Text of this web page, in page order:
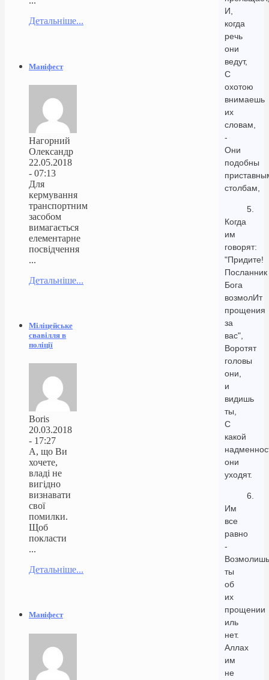
И,
когда
речь
они
ведут,
С
охотою
внимаешь
их
словам,
-
Они
подобны
столбам,
5.
Когда
им
говорят:
"Придите!
Посланник
Бога
возмолИт
прощения
за
вас",
Воротят
головы
они,
и
видишь
ты,
С
какой
они
уходят.
6.
Им
все
равно
-
Возмолишь
ты
об
их
прощении
иль
нет.
Аллах
им
не
Детальніше...
Маніфест
Нагорний
Олександр
22.05.2018
- 07:13
Для
кермування
транспортним
засобом
вимагається
елементарне
посвідчення
...
Детальніше...
Міліцейське
свавілля в
поліції
Boris
20.03.2018
- 17:27
А, що Ви
хочете,
владі не
вигідно
визнавати
свої
помилки.
Щоб
покласти
...
Детальніше...
Маніфест